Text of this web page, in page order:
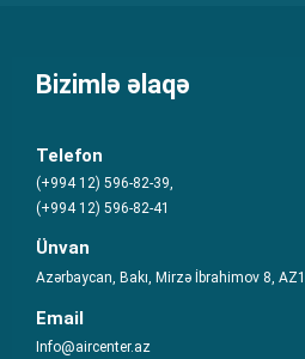
Bizimlə əlaqə
Telefon
(+994 12) 596-82-39,
(+994 12) 596-82-41
Ünvan
Azərbaycan, Bakı, Mirzə İbrahimov 8,
Email
Info@aircenter.az